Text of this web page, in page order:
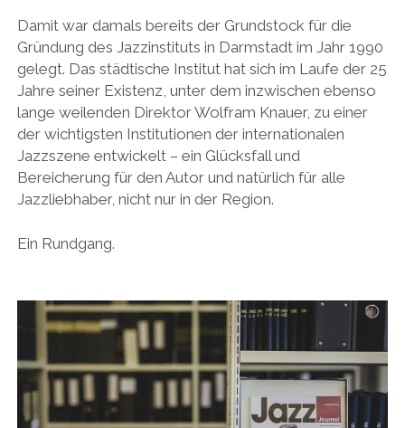
Damit war damals bereits der Grundstock für die
Gründung des Jazzinstituts in Darmstadt im Jahr 1990
gelegt. Das städtische Institut hat sich im Laufe der 25
Jahre seiner Existenz, unter dem inzwischen ebenso
lange weilenden Direktor Wolfram Knauer, zu einer
der wichtigsten Institutionen der internationalen
Jazzszene entwickelt – ein Glücksfall und
Bereicherung für den Autor und natürlich für alle
Jazzliebhaber, nicht nur in der Region.
Ein Rundgang.